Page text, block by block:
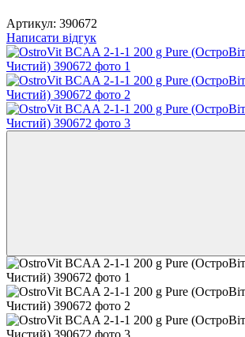
Артикул: 390672
Написати відгук